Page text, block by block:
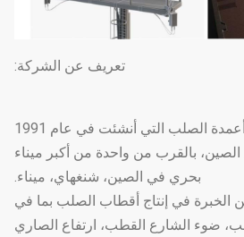
تعريف عن الشركة:
جيانغسو درب التبانة أعمدة الصلب التي أنشئت في عام 1991
بالقرب من واحدة من أكبر ميناء
بحري في الصين، شنغهاي، ميناء.
24 عاما من الخبرة في إنتاج أقطاب الصلب بما في
ضوء الشارع القطب، ارتفاع الصاري